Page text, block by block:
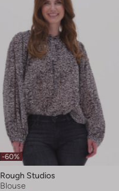
-60%
Rough Studios
Blouse